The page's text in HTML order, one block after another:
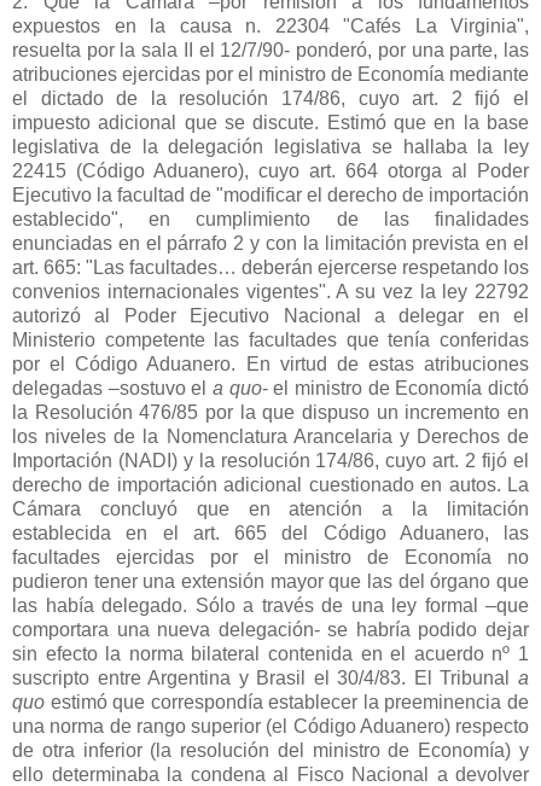
expuestos en la causa n. 22304 "Cafés
La Virginia",
resuelta por la sala II el 12/7/90- ponderó, por una parte, las
atribuciones ejercidas por el ministro de Economía mediante
el dictado de la resolución 174/86, cuyo art. 2 fijó el
impuesto adicional que se discute. Estimó que en la base
legislativa de la delegación legislativa se hallaba la ley
22415 (Código Aduanero), cuyo art. 664 otorga al Poder
Ejecutivo la facultad de "modificar el derecho de importación
establecido", en cumplimiento de las finalidades
enunciadas en el párrafo 2 y con la limitación prevista en el
art. 665: "Las facultades… deberán ejercerse respetando los
convenios internacionales vigentes". A su vez la ley 22792
autorizó al Poder Ejecutivo Nacional a delegar en el
Ministerio competente las facultades que tenía conferidas
por el Código Aduanero. En virtud de estas atribuciones
delegadas –sostuvo el a quo- el ministro de Economía dictó
la Resolución 476/85 por la que dispuso un incremento en
los niveles de la Nomenclatura Arancelaria y Derechos de
Importación (NADI) y la resolución 174/86, cuyo art. 2 fijó el
derecho de importación adicional cuestionado en autos. La
Cámara concluyó que en atención a la limitación
establecida en el art. 665 del Código Aduanero, las
facultades ejercidas por el ministro de Economía no
pudieron tener una extensión mayor que las del órgano que
las había delegado. Sólo a través de una ley formal –que
comportara una nueva delegación- se habría podido dejar
sin efecto la norma bilateral contenida en el acuerdo nº 1
suscripto entre Argentina y Brasil el 30/4/83. El Tribunal a
quo estimó que correspondía establecer la preeminencia de
una norma de rango superior (el Código Aduanero) respecto
de otra inferior (la resolución del ministro de Economía) y
ello determinaba la condena al Fisco Nacional a devolver